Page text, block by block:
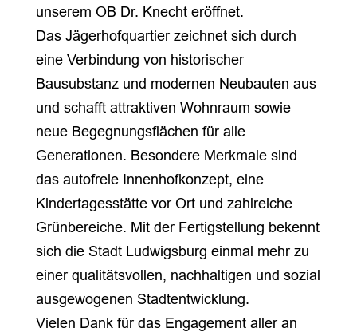
unserem OB Dr. Knecht eröffnet.
Das Jägerhofquartier zeichnet sich durch
eine Verbindung von historischer
Bausubstanz und modernen Neubauten aus
und schafft attraktiven Wohnraum sowie
neue Begegnungsflächen für alle
Generationen. Besondere Merkmale sind
das autofreie Innenhofkonzept, eine
Kindertagesstätte vor Ort und zahlreiche
Grünbereiche. Mit der Fertigstellung bekennt
sich die Stadt Ludwigsburg einmal mehr zu
einer qualitätsvollen, nachhaltigen und sozial
ausgewogenen Stadtentwicklung.
Vielen Dank für das Engagement aller an